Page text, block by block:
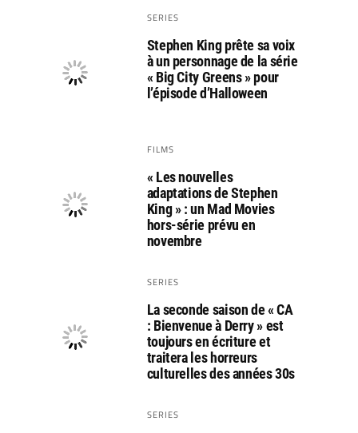
SERIES
Stephen King prête sa voix
à un personnage de la série
« Big City Greens » pour
l’épisode d’Halloween
FILMS
« Les nouvelles
adaptations de Stephen
King » : un Mad Movies
hors-série prévu en
novembre
SERIES
La seconde saison de « CA
: Bienvenue à Derry » est
toujours en écriture et
traitera les horreurs
culturelles des années 30s
SERIES